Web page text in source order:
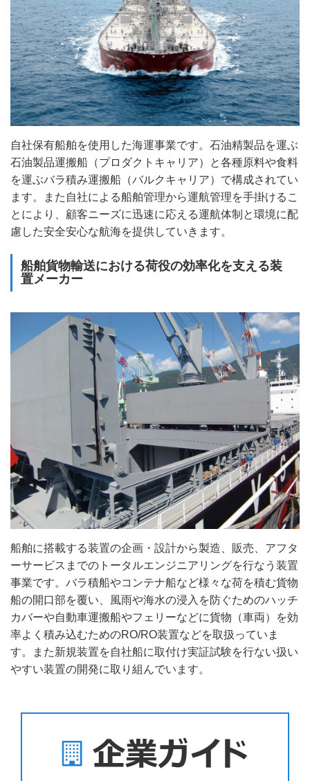
自社保有船舶を使用した海運事業です。石油精製品を運ぶ
石油製品運搬船（プロダクトキャリア）と各種原料や食料
を運ぶバラ積み運搬船（バルクキャリア）で構成されてい
ます。また自社による船舶管理から運航管理を手掛けるこ
とにより、顧客ニーズに迅速に応える運航体制と環境に配
慮した安全安心な航海を提供していきます。
船舶貨物輸送における荷役の効率化を支える装
置メーカー
船舶に搭載する装置の企画・設計から製造、販売、アフタ
ーサービスまでのトータルエンジニアリングを行なう装置
事業です。バラ積船やコンテナ船など様々な荷を積む貨物
船の開口部を覆い、風雨や海水の浸入を防ぐためのハッチ
カバーや自動車運搬船やフェリーなどに貨物（車両）を効
率よく積み込むためのRO/RO装置などを取扱っていま
す。また新規装置を自社船に取付け実証試験を行ない扱い
やすい装置の開発に取り組んでいます。